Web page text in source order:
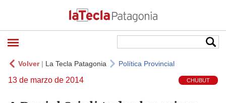
Volver| La Tecla Patagonia Política Provincial
13 de marzo de 2014 CHUBUT